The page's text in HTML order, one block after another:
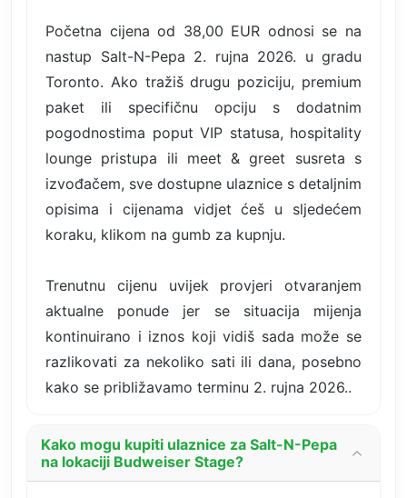
Početna cijena od 38,00 EUR odnosi se na
nastup Salt-N-Pepa 2. rujna 2026. u gradu
Toronto. Ako tražiš drugu poziciju, premium
paket ili specifičnu opciju s dodatnim
pogodnostima poput VIP statusa, hospitality
lounge pristupa ili meet & greet susreta s
izvođačem, sve dostupne ulaznice s detaljnim
opisima i cijenama vidjet ćeš u sljedećem
koraku, klikom na gumb za kupnju.
Trenutnu cijenu uvijek provjeri otvaranjem
aktualne ponude jer se situacija mijenja
kontinuirano i iznos koji vidiš sada može se
razlikovati za nekoliko sati ili dana, posebno
kako se približavamo terminu 2. rujna 2026..
Kako mogu kupiti ulaznice za Salt-N-Pepa
na lokaciji Budweiser Stage?